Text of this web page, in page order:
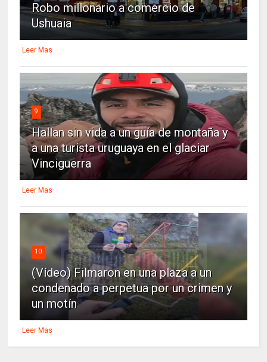
Robo millonario a comercio de
Ushuaia
Leer Mas
9
Hallan sin vida a un guía de montaña y
a una turista uruguaya en el glaciar
Vinciguerra
Leer Mas
10
(Vídeo) Filmaron en una plaza a un
condenado a perpetua por un crimen y
un motín
Leer Mas